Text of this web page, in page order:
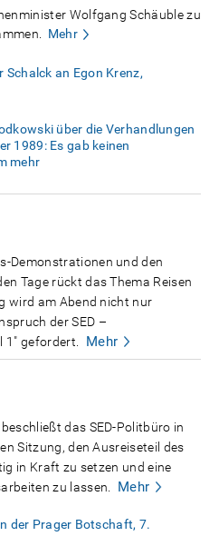
Wolfgang Schäuble zu
Mehr
Schalck an Egon Krenz,
über die Verhandlungen
1989: Es gab keinen
mehr
Demonstrationen und den
Tage rückt das Thema Reisen
wird am Abend nicht nur
der SED –
gefordert.
Mehr
das SED-Politbüro in
Sitzung, den Ausreiseteil des
in Kraft zu setzen und eine
zu lassen.
Mehr
der Prager Botschaft, 7.